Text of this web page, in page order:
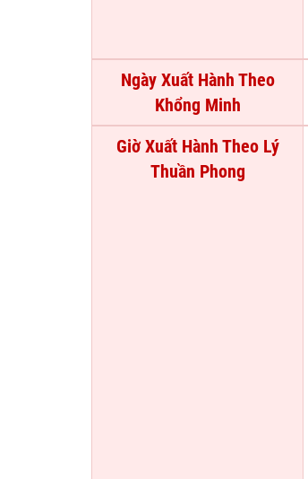
Ngày Xuất Hành Theo
Khổng Minh
Giờ Xuất Hành Theo Lý
Thuần Phong